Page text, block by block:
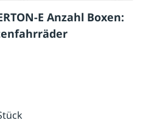
E Anzahl Boxen: